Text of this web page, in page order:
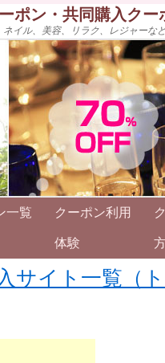
ポン・共同購入ク
イル、美容、リラク、レジャー
一覧 クーポン利用
体験
サイト一覧（